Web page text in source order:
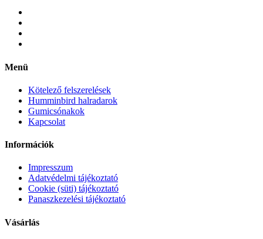
Menü
Kötelező felszerelések
Humminbird halradarok
Gumicsónakok
Kapcsolat
Információk
Impresszum
Adatvédelmi tájékoztató
Cookie (süti) tájékoztató
Panaszkezelési tájékoztató
Vásárlás